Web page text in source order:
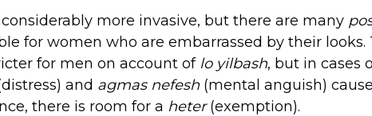
more invasive, but there are many
for women who are embarrassed by their looks.
for men on account of lo yilbash, but in cases
and agmas nefesh (mental anguish)
there is room for a heter(exemption).